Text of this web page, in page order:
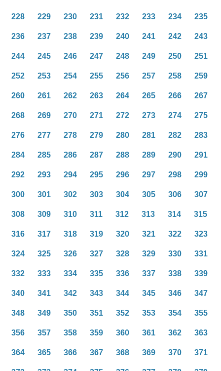
228 229 230 231 232 233 234 235
236 237 238 239 240 241 242 243
244 245 246 247 248 249 250 251
252 253 254 255 256 257 258 259
260 261 262 263 264 265 266 267
268 269 270 271 272 273 274 275
276 277 278 279 280 281 282 283
284 285 286 287 288 289 290 291
292 293 294 295 296 297 298 299
300 301 302 303 304 305 306 307
308 309 310 311 312 313 314 315
316 317 318 319 320 321 322 323
324 325 326 327 328 329 330 331
332 333 334 335 336 337 338 339
340 341 342 343 344 345 346 347
348 349 350 351 352 353 354 355
356 357 358 359 360 361 362 363
364 365 366 367 368 369 370 371